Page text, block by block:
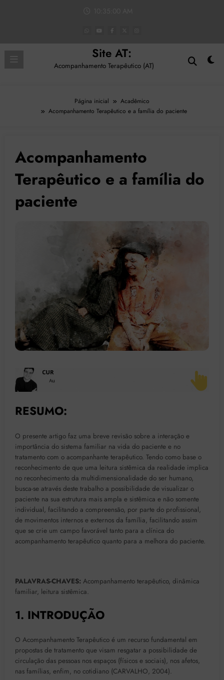
Site AT:
Acompanhamento Terapêutico (AT)
Página inicial
Acadêmico
Acompanhamento Terapêutico e a família do paciente
Acompanhamento
Terapêutico e a família do
paciente
RESUMO:
O presente artigo faz uma breve revisão sobre a interação e
importância do sistema familiar na vida do paciente e no
tratamento com o acompanhante terapêutico. Tendo como base o
reconhecimento de que uma leitura sistêmica da realidade implica
no reconhecimento da multidimensionalidade do ser humano,
busca-se através deste trabalho a possibilidade de visualizar o
paciente na sua estrutura mais ampla e sistêmica e não somente
individual, facilitando a compreensão, por parte do profissional,
de movimentos internos e externos da família, facilitando assim
que se crie um campo favorável tanto para a clínica do
acompanhamento terapêutico quanto para a melhora do paciente.
PALAVRAS-CHAVES: Acompanhamento terapêutico, dinâmica
familiar, leitura sistêmica.
1. INTRODUÇÃO
O Acompanhamento Terapêutico é um recurso fundamental em
propostas de tratamento que visam resgatar a possibilidade de
circulação das pessoas nos espaços (físicos e sociais), nos afetos,
nas famílias, enfim, no cotidiano (CARVALHO, 2004).